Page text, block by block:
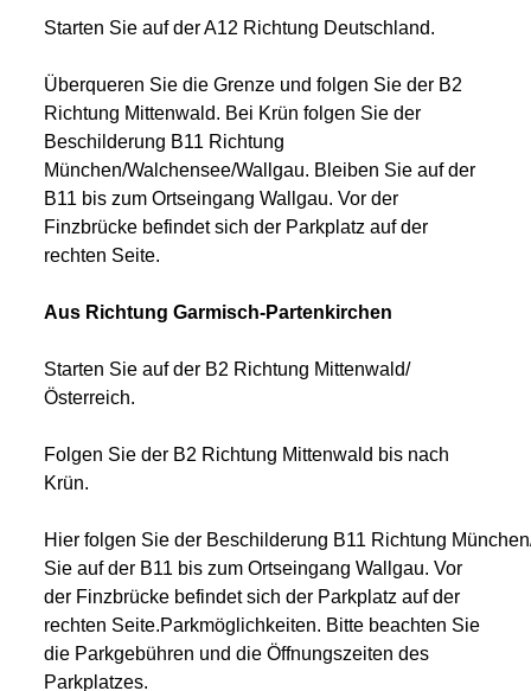
Starten Sie auf der A12 Richtung Deutschland.
Überqueren Sie die Grenze und folgen Sie der B2
Richtung Mittenwald. Bei Krün folgen Sie der
Beschilderung B11 Richtung
München/Walchensee/Wallgau. Bleiben Sie auf der
B11 bis zum Ortseingang Wallgau. Vor der
Finzbrücke befindet sich der Parkplatz auf der
rechten Seite.
Aus Richtung Garmisch-Partenkirchen
Starten Sie auf der B2 Richtung Mittenwald/
Österreich.
Folgen Sie der B2 Richtung Mittenwald bis nach
Krün.
Hier folgen Sie der Beschilderung B11 Richtung
Sie auf der B11 bis zum Ortseingang Wallgau. Vor
der Finzbrücke befindet sich der Parkplatz auf der
rechten Seite.Parkmöglichkeiten. Bitte beachten Sie
die Parkgebühren und die Öffnungszeiten des
Parkplatzes.